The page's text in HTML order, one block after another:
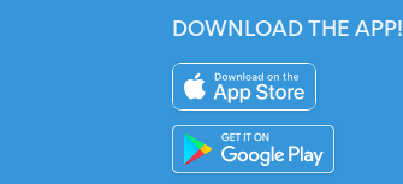
DOWNLOAD THE APP!